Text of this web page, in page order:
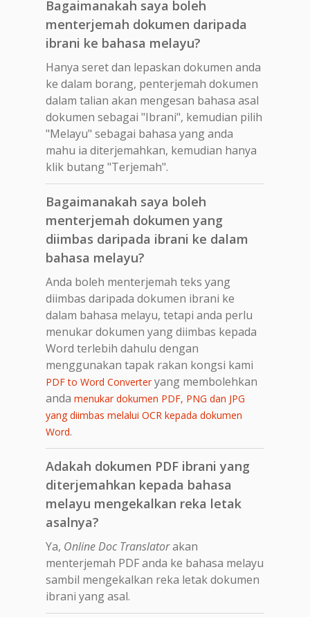
Bagaimanakah saya boleh
menterjemah dokumen daripada
ibrani ke bahasa melayu?
Hanya seret dan lepaskan dokumen anda
ke dalam borang, penterjemah dokumen
dalam talian akan mengesan bahasa asal
dokumen sebagai "Ibrani", kemudian pilih
"Melayu" sebagai bahasa yang anda
mahu ia diterjemahkan, kemudian hanya
klik butang "Terjemah".
Bagaimanakah saya boleh
menterjemah dokumen yang
diimbas daripada ibrani ke dalam
bahasa melayu?
Anda boleh menterjemah teks yang
diimbas daripada dokumen ibrani ke
dalam bahasa melayu, tetapi anda perlu
menukar dokumen yang diimbas kepada
Word terlebih dahulu dengan
menggunakan tapak rakan kongsi kami
PDF to Word Converteryang membolehkan
anda menukar dokumen PDF, PNG dan JPG
yang diimbas melalui OCR kepada dokumen
Word.
Adakah dokumen PDF ibrani yang
diterjemahkan kepada bahasa
melayu mengekalkan reka letak
asalnya?
Ya, Online Doc Translatorakan
menterjemah PDF anda ke bahasa melayu
sambil mengekalkan reka letak dokumen
ibrani yang asal.